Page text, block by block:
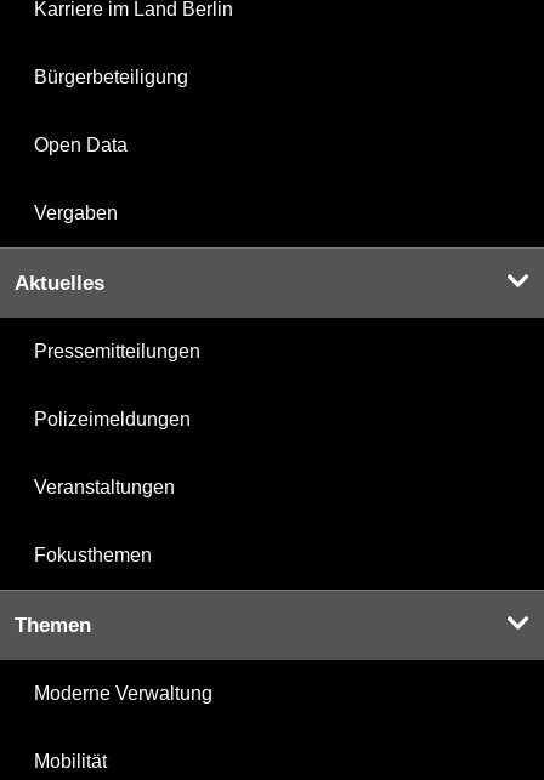
Karriere im Land Berlin
Bürgerbeteiligung
Open Data
Vergaben
Aktuelles
Pressemitteilungen
Polizeimeldungen
Veranstaltungen
Fokusthemen
Themen
Moderne Verwaltung
Mobilität